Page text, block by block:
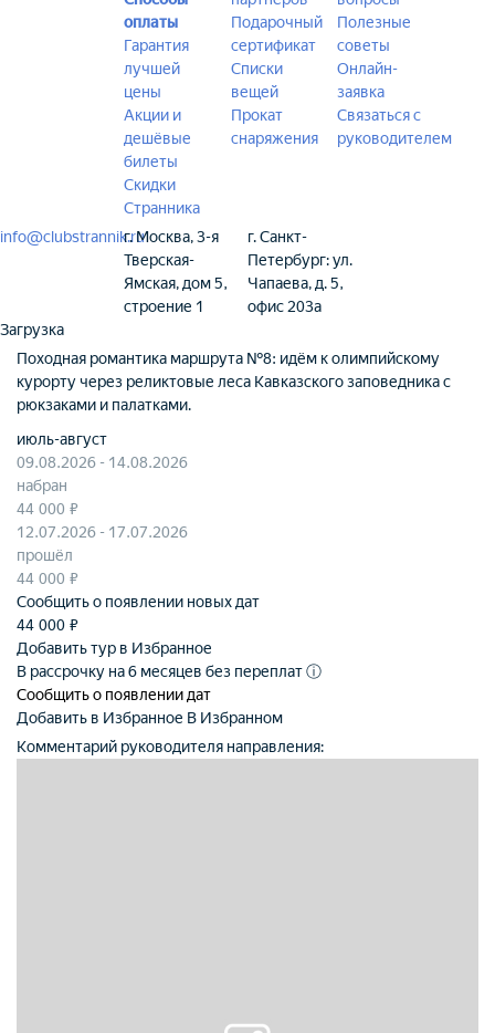
оплаты
Гарантия
лучшей
цены
Акции и
дешёвые
билеты
Скидки
Странника
Подарочный
сертификат
Списки
вещей
Прокат
снаряжения
Полезные
советы
Онлайн-
заявка
Связаться с
руководителем
info@clubstrannik.ruг. Москва, 3-я
Тверская-
Ямская, дом 5,
строение 1
г. Санкт-
Петербург: ул.
Чапаева, д. 5,
офис 203а
Загрузка
Походная романтика маршрута №8: идём к олимпийскому
курорту через реликтовые леса Кавказского заповедника с
рюкзаками и палатками.
июль-август
09.08.2026 - 14.08.2026
набран
44 000 ₽
12.07.2026 - 17.07.2026
прошёл
44 000 ₽
Сообщить о появлении новых дат
44 000 ₽
Добавить тур в Избранное
В рассрочку на 6 месяцев без переплатⓘ
Сообщить о появлении дат
Добавить в Избранное В Избранном
Комментарий руководителя направления: